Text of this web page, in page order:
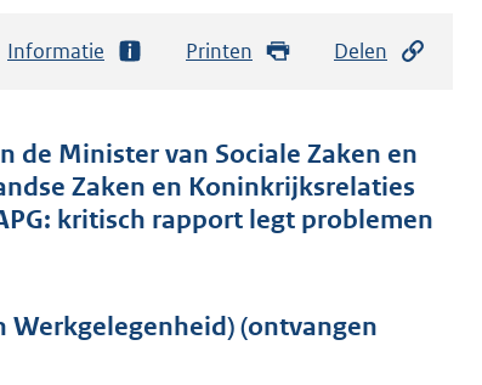
Informatie Printen Delen
de Minister van Sociale Zaken en
Zaken en Koninkrijksrelaties
kritisch rapport legt problemen
Werkgelegenheid) (ontvangen